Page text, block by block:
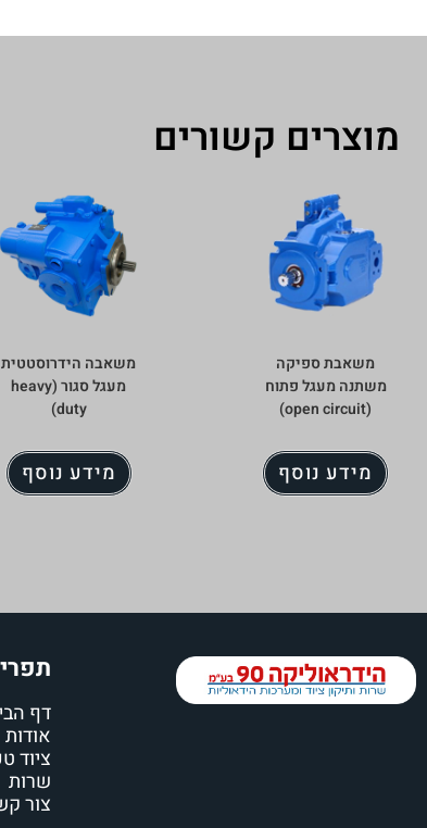
מוצרים קשורים
משאבת ספיקה
משתנה מעגל פתוח
(open circuit)
מידע נוסף
משאבה הידרוסטטית
מעגל סגור (heavy
duty)
מידע נוסף
דף
אודות
ציוד
שרות
צור